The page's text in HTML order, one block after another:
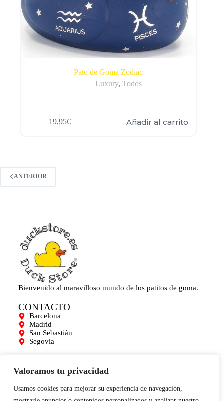
Valoramos tu privacidad
Usamos cookies para mejorar su experiencia de navegación,
Pato de Goma Zodiac
Luxury, Todos
19,95€ Añadir al carrito
ANTERIOR
Bienvenido al maravilloso mundo de los patitos de goma.
CONTACTO
Barcelona
Madrid
San Sebastián
Segovia
Mi cuenta
Para empresas
Limpieza de Patitos